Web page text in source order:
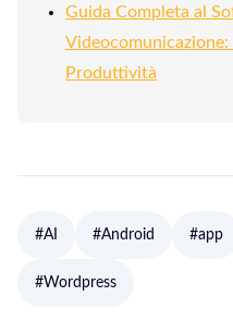
Guida Completa al
Videocomunicazione:
Produttività
#AI #Android #app
#Wordpress